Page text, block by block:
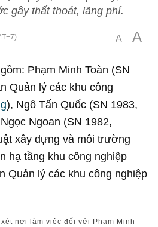
gây thất thoát, lãng phí.
A A
Phạm Minh Toàn (SN
Quản lý các khu công
), Ngô Tấn Quốc (SN 1983,
Ngoan (SN 1982,
xây dựng và môi trường
hạ tầng khu công nghiệp
Quản lý các khu công nghiệp
nơi làm việc đối với Phạm Minh